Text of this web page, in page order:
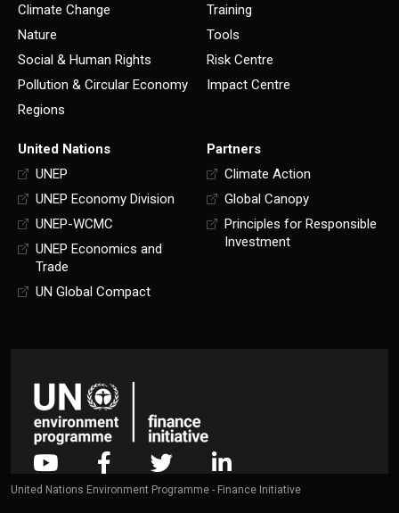
Climate Change
Nature
Social & Human Rights
Pollution & Circular Economy
Regions
Training
Tools
Risk Centre
Impact Centre
United Nations
UNEP
UNEP Economy Division
UNEP-WCMC
UNEP Economics and
Trade
UN Global Compact
Partners
Climate Action
Global Canopy
Principles for Responsible
Investment
United Nations Environment Programme - Finance Initiative